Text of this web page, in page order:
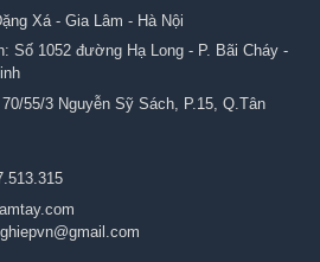
Xá - Gia Lâm - Hà Nội
Số 1052 đường Hạ Long - P. Bãi Cháy -
55/3 Nguyễn Sỹ Sách, P.15, Q.Tân